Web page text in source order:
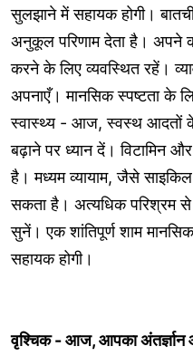
सुलझाने में सहायक होगी।
अनुकूल परिणाम देता है। अपने
करने के लिए व्यवस्थित रहें।
अपनाएँ। मानसिक स्पष्टता के
स्वास्थ्य - आज, स्वस्थ आदतों के
बढ़ाने पर ध्यान दें। विटामिन
है। मध्यम व्यायाम, जैसे साइकिल
सकता है। अत्यधिक परिश्रम
सुनें। एक शांतिपूर्ण शाम
सहायक होगी।
वृश्चिक - आज, आपका अंतर्ज्ञान